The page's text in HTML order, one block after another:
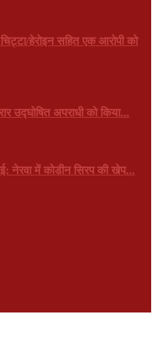
हेरोइन सहित एक आरोपी को
उद्घोषित अपराधी को किया...
नेरवा में कोडीन सिरप की खेप...